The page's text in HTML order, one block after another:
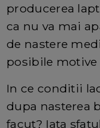
producerea
ca nu va mai
de nastere
posibile motive
In ce conditii
dupa nasterea
facut? Iata